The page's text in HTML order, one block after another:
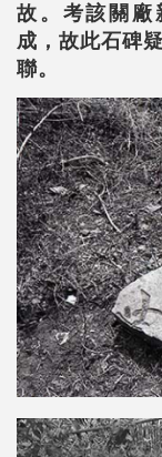
故。考該關廠
成，故此石碑
聯。